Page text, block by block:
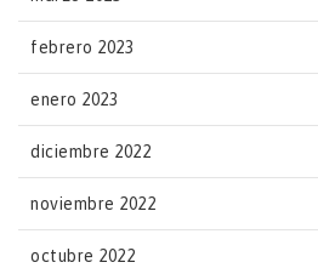
febrero 2023
enero 2023
diciembre 2022
noviembre 2022
octubre 2022